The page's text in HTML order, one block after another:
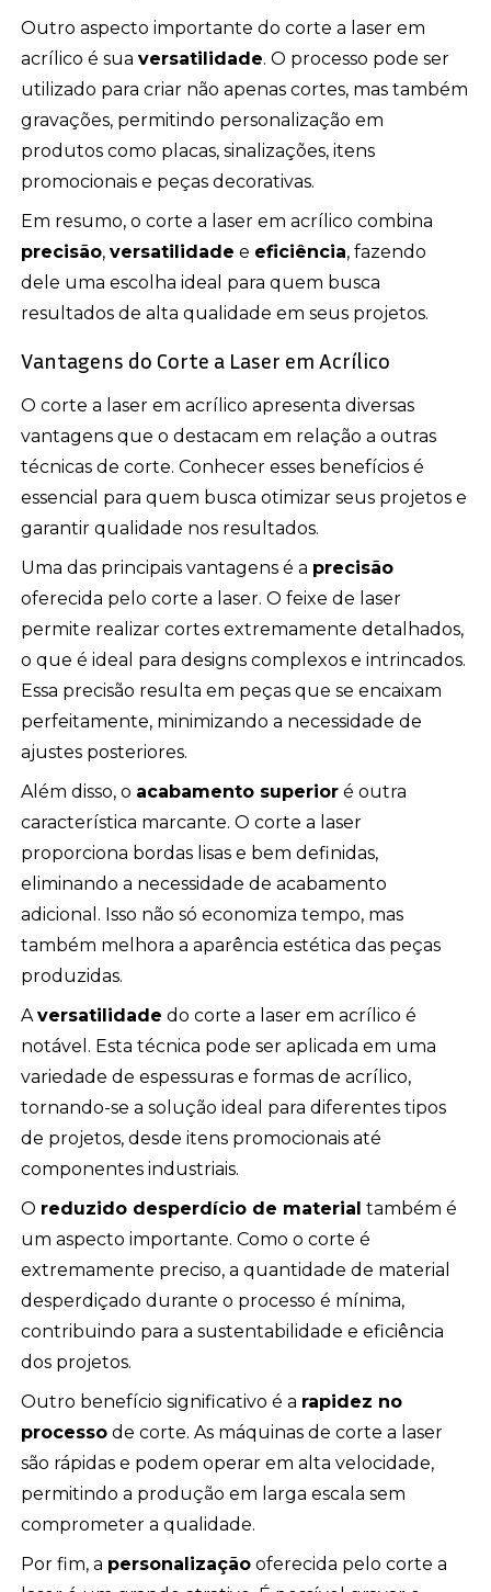
Outro aspecto importante do corte a laser em
acrílico é suaversatilidade. O processo pode ser
utilizado para criar não apenas cortes, mas também
gravações, permitindo personalização em
produtos como placas, sinalizações, itens
promocionais e peças decorativas.
Em resumo, o corte a laser em acrílico combina
precisão,versatilidade e eficiência, fazendo
dele uma escolha ideal para quem busca
resultados de alta qualidade em seus projetos.
Vantagens do Corte a Laser em Acrílico
O corte a laser em acrílico apresenta diversas
vantagens que o destacam em relação a outras
técnicas de corte. Conhecer esses benefícios é
essencial para quem busca otimizar seus projetos e
garantir qualidade nos resultados.
Uma das principais vantagens é a precisão
oferecida pelo corte a laser. O feixe de laser
permite realizar cortes extremamente detalhados,
o que é ideal para designs complexos e intrincados.
Essa precisão resulta em peças que se encaixam
perfeitamente, minimizando a necessidade de
ajustes posteriores.
Além disso, o acabamento superior é outra
característica marcante. O corte a laser
proporciona bordas lisas e bem definidas,
eliminando a necessidade de acabamento
adicional. Isso não só economiza tempo, mas
também melhora a aparência estética das peças
produzidas.
Aversatilidade do corte a laser em acrílico é
notável. Esta técnica pode ser aplicada em uma
variedade de espessuras e formas de acrílico,
tornando-se a solução ideal para diferentes tipos
de projetos, desde itens promocionais até
componentes industriais.
O reduzido desperdício de material também é
um aspecto importante. Como o corte é
extremamente preciso, a quantidade de material
desperdiçado durante o processo é mínima,
contribuindo para a sustentabilidade e eficiência
dos projetos.
Outro benefício significativo é a rapidez no
processo de corte. As máquinas de corte a laser
são rápidas e podem operar em alta velocidade,
permitindo a produção em larga escala sem
comprometer a qualidade.
Por fim, a personalização oferecida pelo corte a